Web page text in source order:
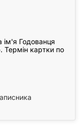
ім'я Годованця
Термін картки по